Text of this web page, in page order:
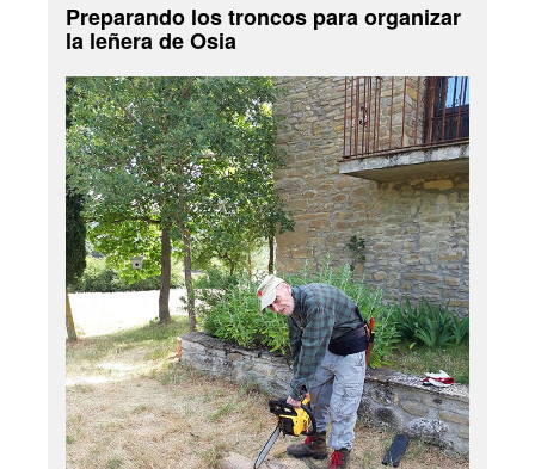
Preparando los troncos para organizar
la leñera de Osia